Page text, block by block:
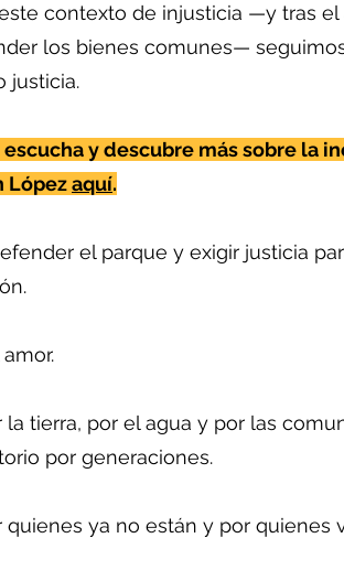
contexto de injusticia —y tras
los bienes comunes—
justicia.
escucha y descubre más sobre la
Lópezaquí.
el parque y exigir justicia
la tierra, por el agua y por las
por generaciones.
quienes ya no están y por quienes